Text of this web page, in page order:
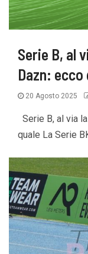
Serie B, al
Dazn: ecco
20 Agosto 2025
Serie B, al via
quale La Serie